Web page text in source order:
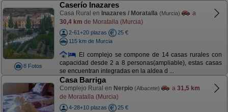
8 Fotos
Caserío Inazares
Casa Rural en Inazares / Moratalla (Murcia)
a
30,4 km de Moratalla (Murcia)
2-61+20 plazas
25 €
115 km de Murcia
El complejo se compone de 14 casas rurales con
capacidad desde 2 a 8 personas(ampliable), estas casas
se encuentran integradas en la aldea d ...
Casa Barriga
Complejo Rural en Nerpio (Albacete) a 31,5 km
de Moratalla (Murcia)
4-28+10 plazas
25 €